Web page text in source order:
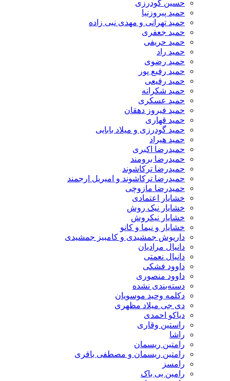
حسین گودرزی
حمید پیروزنیا
حمید تهرانی و مهدی نبی زاده
حمید جعفری
حمید حریفی
حمید راد
حمید رضوی
حمید رفیع پور
حمید رفیعی
حمید شکرانه
حمید عسکری
حمید فیروز دهقان
حمید قهاری
حمید گودرزی و میلاد بابایی
حمید هیراد
حمیدرضا اکبری
حمیدرضا برومند
حمیدرضا ترکاشوند
حمیدرضا ترکاشوند و امیریل ارجمند
حمیدرضا مازوچی
خشایار اعتمادی
خشایار نیک روش
خشایار نیکروش
خشایار و نیما و کانو
داریوش جمشیدی و کامبیز جمشیدی
دانیال مرادیان
دانیال نعمتی
داوود فشکی
داوود منصوری
دسته‌بندی نشده
دکلمه وحید موسویان
دی جی میلاد مظهری
دیاکو احمدی
راستین وقاری
راشا
رامتین ریسمان
رامتین ریسمان و مصطفی باقری
رامسز
رامین بی باک